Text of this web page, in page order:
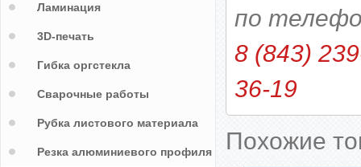
по
8 (843)
36-19
Похожие
Ламинация
3D-печать
Гибка оргстекла
Сварочные работы
Рубка листового материала
Резка алюминиевого профиля